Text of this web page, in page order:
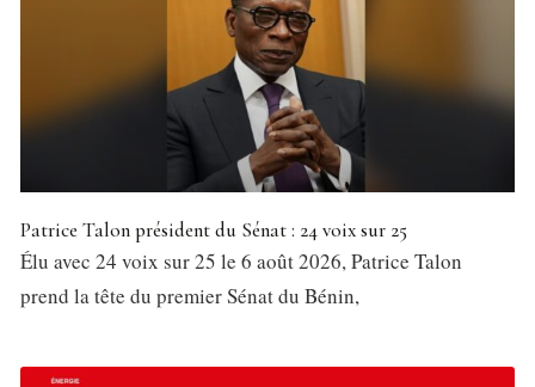
Patrice Talon président du Sénat : 24 voix sur 25
Élu avec 24 voix sur 25 le 6 août 2026, Patrice Talon
prend la tête du premier Sénat du Bénin,